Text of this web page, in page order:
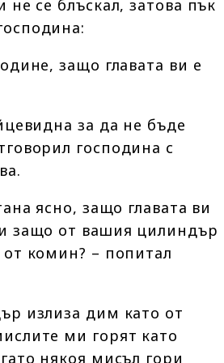
се блъскал, затова пък
защо главата ви е
за да не бъде
господина с
ясно, защо главата ви
защо от вашия цилиндър
комин? – попитал
излиза дим като от
ми горят като
някоя мисъл гори